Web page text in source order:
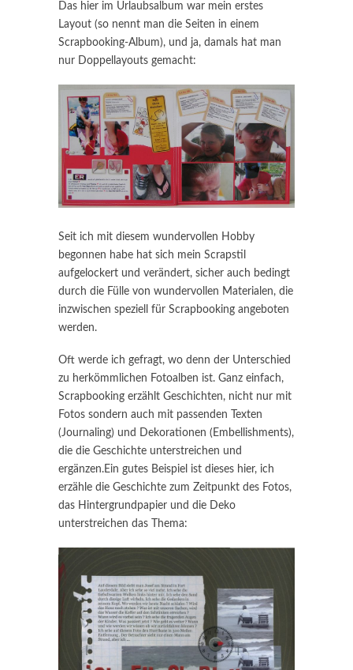
Das hier im Urlaubsalbum war mein erstes
Layout (so nennt man die Seiten in einem
Scrapbooking-Album), und ja, damals hat man
nur Doppellayouts gemacht:
Seit ich mit diesem wundervollen Hobby
begonnen habe hat sich mein Scrapstil
aufgelockert und verändert, sicher auch bedingt
durch die Fülle von wundervollen Materialen, die
inzwischen speziell für Scrapbooking angeboten
werden.
Oft werde ich gefragt, wo denn der Unterschied
zu herkömmlichen Fotoalben ist. Ganz einfach,
Scrapbooking erzählt Geschichten, nicht nur mit
Fotos sondern auch mit passenden Texten
(Journaling) und Dekorationen (Embellishments),
die die Geschichte unterstreichen und
ergänzen.Ein gutes Beispiel ist dieses hier, ich
erzähle die Geschichte zum Zeitpunkt des Fotos,
das Hintergrundpapier und die Deko
unterstreichen das Thema: